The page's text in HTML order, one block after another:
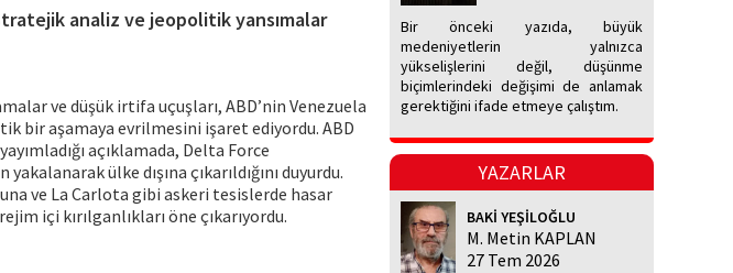
analiz ve jeopolitik yansımalar
ve düşük irtifa uçuşları, ABD’nin Venezuela
bir aşamaya evrilmesini işaret ediyordu. ABD
açıklamada, Delta Force
ülke dışına çıkarıldığını duyurdu.
ve La Carlota gibi askeri tesislerde hasar
içi kırılganlıkları öne çıkarıyordu.
Bir önceki yazıda, büyük
medeniyetlerin yalnızca
yükselişlerini değil, düşünme
biçimlerindeki değişimi de anlamak
gerektiğini ifade etmeye çalıştım.
YAZARLAR
BAKİ YEŞİLOĞLU
M. Metin KAPLAN
27 Tem 2026